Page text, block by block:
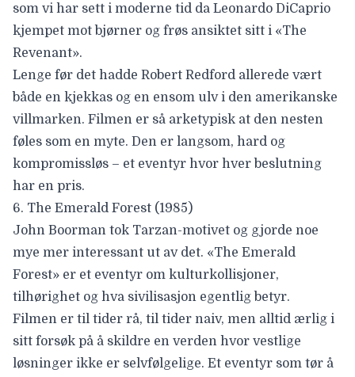
som vi har sett i moderne tid da Leonardo DiCaprio
kjempet mot bjørner og frøs ansiktet sitt i «The
Revenant».
Lenge før det hadde Robert Redford allerede vært
både en kjekkas og en ensom ulv i den amerikanske
villmarken. Filmen er så arketypisk at den nesten
føles som en myte. Den er langsom, hard og
kompromissløs – et eventyr hvor hver beslutning
har en pris.
6. The Emerald Forest (1985)
John Boorman tok Tarzan-motivet og gjorde noe
mye mer interessant ut av det. «The Emerald
Forest» er et eventyr om kulturkollisjoner,
tilhørighet og hva sivilisasjon egentlig betyr.
Filmen er til tider rå, til tider naiv, men alltid ærlig i
sitt forsøk på å skildre en verden hvor vestlige
løsninger ikke er selvfølgelige. Et eventyr som tør å